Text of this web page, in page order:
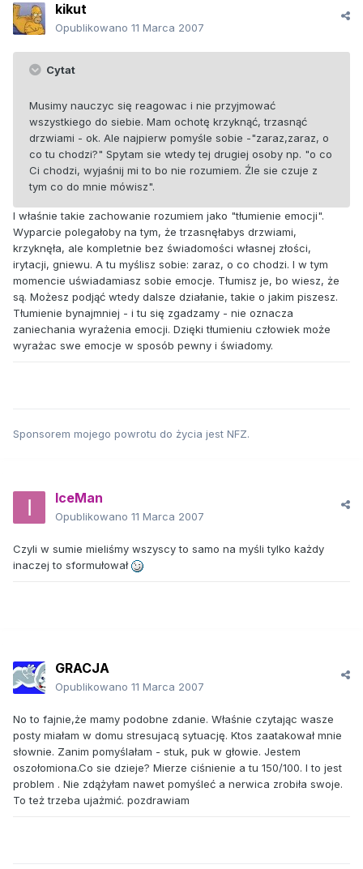
kikut
Opublikowano 11 Marca 2007
Cytat
Musimy nauczyc się reagowac i nie przyjmować
wszystkiego do siebie. Mam ochotę krzyknąć, trzasnąć
drzwiami - ok. Ale najpierw pomyśle sobie -"zaraz,zaraz, o
co tu chodzi?" Spytam sie wtedy tej drugiej osoby np. "o co
Ci chodzi, wyjaśnij mi to bo nie rozumiem. Źle sie czuje z
tym co do mnie mówisz".
I właśnie takie zachowanie rozumiem jako "tłumienie emocji".
Wyparcie polegałoby na tym, że trzasnęłabys drzwiami,
krzyknęła, ale kompletnie bez świadomości własnej złości,
irytacji, gniewu. A tu myślisz sobie: zaraz, o co chodzi. I w tym
momencie uświadamiasz sobie emocje. Tłumisz je, bo wiesz, że
są. Możesz podjąć wtedy dalsze działanie, takie o jakim piszesz.
Tłumienie bynajmniej - i tu się zgadzamy - nie oznacza
zaniechania wyrażenia emocji. Dzięki tłumieniu człowiek może
wyrażac swe emocje w sposób pewny i świadomy.
Sponsorem mojego powrotu do życia jest NFZ.
IceMan
Opublikowano 11 Marca 2007
Czyli w sumie mieliśmy wszyscy to samo na myśli tylko każdy
inaczej to sformułował
GRACJA
Opublikowano 11 Marca 2007
No to fajnie,że mamy podobne zdanie. Właśnie czytając wasze
posty miałam w domu stresujacą sytuację. Ktos zaatakował mnie
słownie. Zanim pomyślałam - stuk, puk w głowie. Jestem
oszołomiona.Co sie dzieje? Mierze ciśnienie a tu 150/100. I to jest
problem . Nie zdążyłam nawet pomyśleć a nerwica zrobiła swoje.
To też trzeba ujażmić. pozdrawiam